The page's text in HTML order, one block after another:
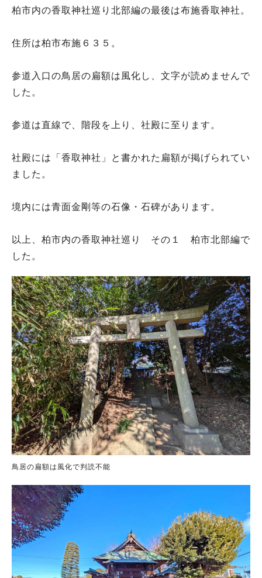
柏市内の香取神社巡り北部編の最後は布施香取神社。
住所は柏市布施６３５。
参道入口の鳥居の扁額は風化し、文字が読めませんで
した。
参道は直線で、階段を上り、社殿に至ります。
社殿には「香取神社」と書かれた扁額が掲げられてい
ました。
境内には青面金剛等の石像・石碑があります。
以上、柏市内の香取神社巡り その１ 柏市北部編で
した。
鳥居の扁額は風化で判読不能